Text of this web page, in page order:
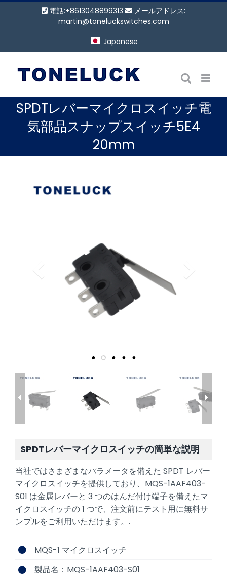
キ
電話:+8613048899313
メールアドレス:
martin@toneluckswitches.com
Japanese
SPDTレバーマイクロスイッチ電
気部品スナップスイッチ5E4
20mm
SPDTレバーマイクロスイッチの簡単な説明
当社ではさまざまなパラメータを備えた SPDT レバー
マイクロスイッチを提供しており、MQS-1AAF403-
S01 は金属レバーと 3 つのはんだ付け端子を備えたマ
イクロスイッチの 1 つで、注文前にテスト用に無料サ
ンプルをご利用いただけます。.
MQS-1 マイクロスイッチ
製品名：MQS-1AAF403-S01